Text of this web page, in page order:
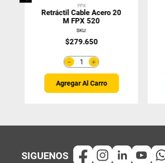
FPX
Retráctil Cable Acero 20
M FPX 520
SKU:
$279.650
＋
－
Agregar Al Carro